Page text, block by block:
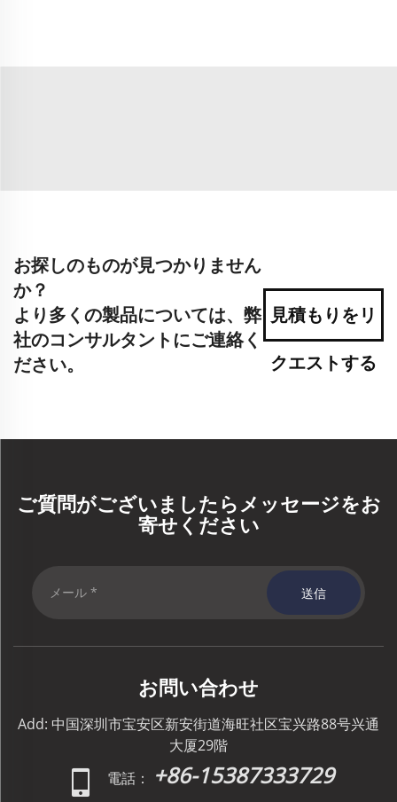
お探しのものが見つかりません
か？
より多くの製品については、弊
社のコンサルタントにご連絡く
ださい。
見積もりをリ
クエストする
ご質問がございましたらメッセージをお
寄せください
送信
お問い合わせ
Add: 中国深圳市宝安区新安街道海旺社区宝兴路88号兴通
大厦29階
電話：
+86-15387333729